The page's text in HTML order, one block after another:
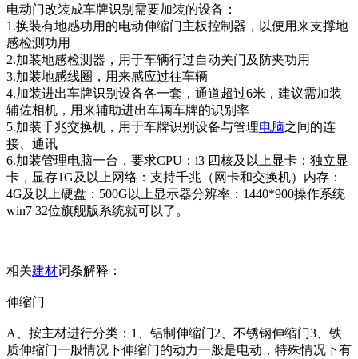
电动门改装成车牌识别需要加装的设备：
1.换装有地感功用的电动伸缩门主板控制器，以便用来支撑地
感检测功用
2.加装地感检测器，用于车辆行过自动关门及防夹功用
3.加装地感线圈，用来感应过往车辆
4.加装进出车牌识别设备各一套，通道超过6米，建议需加装
辅佐相机，用来辅助进出车辆车牌的识别率
5.加装千兆交换机，用于车牌识别设备与管理电脑之间的连
接、通讯
6.加装管理电脑一台，要求CPU：i3 四核及以上显卡：独立显
卡，显存1G及以上网络：支持千兆（网卡和交换机）内存：
4G及以上硬盘：500G以上显示器分辨率：1440*900操作系统
win7 32位旗舰版系统就可以了。
相关建材词条解释：
伸缩门
A、按主材进行分类：1、铝制伸缩门2、不锈钢伸缩门3、铁
质伸缩门一般情况下伸缩门的动力一般是电动，特殊情况下有